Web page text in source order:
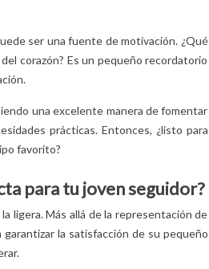
Leer más
ser una fuente de motivación. ¿Qué
corazón? Es un pequeño recordatorio
una excelente manera de fomentar
prácticas. Entonces, ¿listo para
favorito?
para tu joven seguidor?
ligera. Más allá de la representación de
la satisfacción de su pequeño